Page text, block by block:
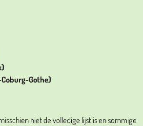
Gothe)
niet de volledige lijst is en sommige